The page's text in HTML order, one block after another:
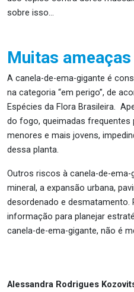
sobre isso…
Muitas ameaças
A canela-de-ema-gigante é
na categoria “em perigo”, de
Espécies da Flora Brasileira.
do fogo, queimadas frequentes
menores e mais jovens,
dessa planta.
Outros riscos à canela-de-ema-
mineral, a expansão urbana,
desordenado e desmatamento
informação para planejar
canela-de-ema-gigante, não é
Alessandra Rodrigues